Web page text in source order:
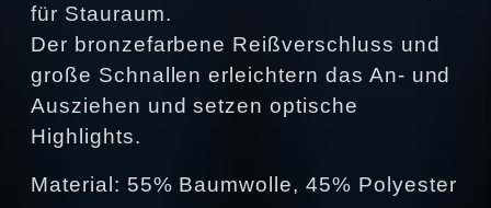
für Stauraum.
Der bronzefarbene Reißverschluss und
große Schnallen erleichtern das An- und
Ausziehen und setzen optische
Highlights.
Material: 55% Baumwolle, 45% Polyester